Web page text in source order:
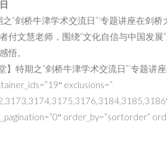
“剑桥牛津学术交流日”‘专题讲座在剑
付文慧老师，围绕“文化自信与中国发
悟。
特期之“剑桥牛津学术交流日”‘专题讲
exclusions=”
order_by=”sortorder”